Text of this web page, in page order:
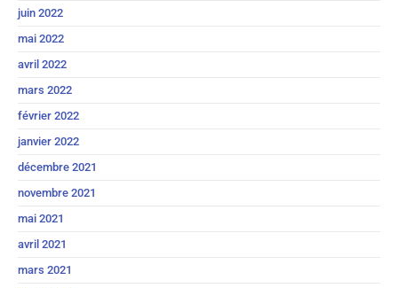
juin 2022
mai 2022
avril 2022
mars 2022
février 2022
janvier 2022
décembre 2021
novembre 2021
mai 2021
avril 2021
mars 2021